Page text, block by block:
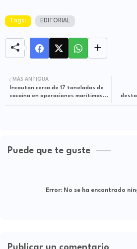
Tags: EDITORIAL
MÁS ANTIGUA
Incautan cerca de 17 toneladas de
cocaína en operaciones marítimas
Puede que te guste
Error:No se ha encontrado